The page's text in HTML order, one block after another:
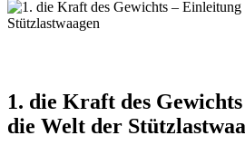
1. die Kraft des
die Welt der